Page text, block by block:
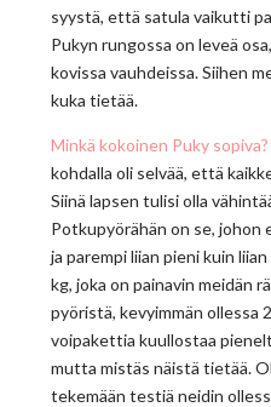
syystä, että satula vaikutti
Pukyn rungossa on leveä
kovissa vauhdeissa. Siihen
kuka tietää.
Minkä kokoinen Puky sopiva?
kohdalla oli selvää, että
Siinä lapsen tulisi olla
Potkupyörähän on se, johon
ja parempi liian pieni kuin
kg, joka on painavin meidän
pyöristä, kevyimmän ollessa
voipakettia kuullostaa
mutta mistäs näistä tietää.
tekemään testiä neidin